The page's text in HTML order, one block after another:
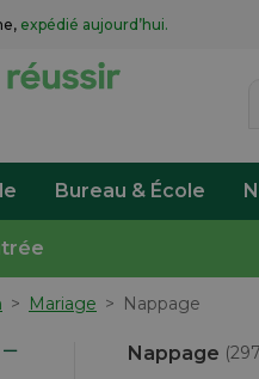
expédié aujourd’hui.
Bureau & École
> Mariage > Nappage
Nappage